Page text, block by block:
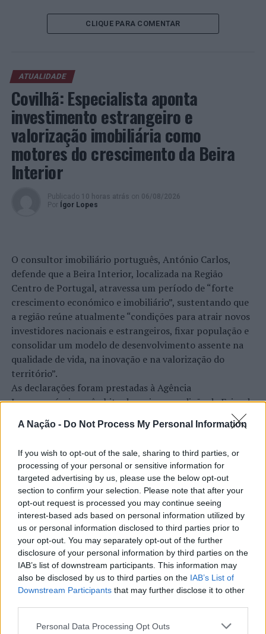
A Nação - Do Not Process My Personal Information
If you wish to opt-out of the sale, sharing to third parties, or
processing of your personal or sensitive information for
targeted advertising by us, please use the below opt-out
section to confirm your selection. Please note that after your
opt-out request is processed you may continue seeing
interest-based ads based on personal information utilized by
us or personal information disclosed to third parties prior to
your opt-out. You may separately opt-out of the further
disclosure of your personal information by third parties on the
IAB’s list of downstream participants. This information may
also be disclosed by us to third parties on the IAB’s List of
Downstream Participants that may further disclose it to other
Personal Data Processing Opt Outs
. Entrada pela estrada de Malpica -» Av. da Carapalha -»
Av. Nuno Álvares (mapa abaixo).
Imagem:
PSP.
Prevê que o percurso fique totalmente encerrado ao
trânsito a partir das 15H30, uma vez que vão ser
colocadas, pela organização, baias nos últimos Km até à
Todos os arruamentos circundantes ao percurso da
A PSP recomenda a todos os cidadãos que se desloquem
à cidade de Castelo Branco para assistir ao evento
desportivo, bem como aos residentes que necessitem
deslocar-se nos horários de restrição à circulação, a
utilização dos parques de estacionamento com exceção
do Parque de Estacionamento do Kalifa.
83ª Volta a Portugal – 3ª Etapa (07 de agosto): Sertã
– Covilhã (Torre)
Encerramento à circulação rodoviária (dia 07, entre
as 15H00 e as 18H30):
. Av. Da Universidade – Estrada da Palmatória
. Rua Marquês de Ávila e Bolama
. Rua Visconde Coriscada – Câmara Municipal
. Rua Rui Faleiro
. Rua Gregório Geraldes
A PSP apela a todos os cidadãos:
CLIQUE PARA COMENTAR
ATUALIDADE
Covilhã: Especialista aponta
investimento estrangeiro e
valorização imobiliária como
motores do crescimento da Beira
Interior
Publicado 10 horas atrás on 06/08/2026
Por
Ígor Lopes
O consultor imobiliário português, António Carlos,
defende que a Beira Interior, localizada na Região
Centro de Portugal, atravessa um período de “forte
crescimento económico e imobiliário”, sustentando que
a região reúne atualmente “condições para atrair novos
investidores nacionais e estrangeiros, fixar população e
consolidar um modelo de desenvolvimento assente na
qualidade de vida, na inovação e na valorização do
território”.
As declarações foram prestadas à Agência
Incomparáveis no âmbito de mais uma edição da Feira de
São Tiago, que decorreu entre os dias 16 e 26 de julho,
na Covilhã, sendo considerada um dos mais antigos
e realizada anualmente na “Cidade Neve”, a feira conjuga
tradição, atividade económica, comércio, gastronomia,
animação cultural e divulgação empresarial,
constituindo um dos principais momentos de promoção
do município e da Beira Interior.
Para António Carlos, o crescimento alcançado ao longo
dos últimos anos representa o cumprimento dos
objetivos que traçou quando iniciou o seu percurso no
setor imobiliário. O empresário considera que o
reconhecimento conquistado resulta da proximidade
compradores e vendedores, mas também iniciativas
CONTINUAR A LER
ATUALIDADE
Rio de Janeiro: Governo do Estado
propõe parceria com a FUNCEX para
“reforçar inteligência sobre
comércio exterior”
Publicado 10 horas atrás on 06/08/2026
Por Ígor Lopes